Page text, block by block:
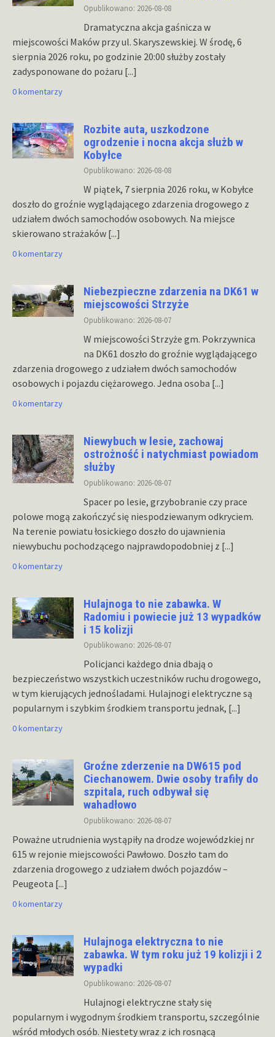
Opublikowano: 2026-08-08
Dramatyczna akcja gaśnicza w
miejscowości Maków przy ul. Skaryszewskiej. W środę, 6
sierpnia 2026 roku, po godzinie 20:00 służby zostały
zadysponowane do pożaru [...]
0 komentarzy
Rozbite auta, uszkodzone
ogrodzenie i nocna akcja służb w
Kobyłce
Opublikowano: 2026-08-08
W piątek, 7 sierpnia 2026 roku, w Kobyłce
doszło do groźnie wyglądającego zdarzenia drogowego z
udziałem dwóch samochodów osobowych. Na miejsce
skierowano strażaków [...]
0 komentarzy
Niebezpieczne zdarzenia na DK61 w
miejscowości Strzyże
Opublikowano: 2026-08-07
W miejscowości Strzyże gm. Pokrzywnica
na DK61 doszło do groźnie wyglądającego
zdarzenia drogowego z udziałem dwóch samochodów
osobowych i pojazdu ciężarowego. Jedna osoba [...]
0 komentarzy
Niewybuch w lesie, zachowaj
ostrożność i natychmiast powiadom
służby
Opublikowano: 2026-08-07
Spacer po lesie, grzybobranie czy prace
polowe mogą zakończyć się niespodziewanym odkryciem.
Na terenie powiatu łosickiego doszło do ujawnienia
niewybuchu pochodzącego najprawdopodobniej z [...]
0 komentarzy
Hulajnoga to nie zabawka. W
Radomiu i powiecie już 13 wypadków
i 15 kolizji
Opublikowano: 2026-08-07
Policjanci każdego dnia dbają o
bezpieczeństwo wszystkich uczestników ruchu drogowego,
w tym kierujących jednośladami. Hulajnogi elektryczne są
popularnym i szybkim środkiem transportu jednak, [...]
0 komentarzy
Groźne zderzenie na DW615 pod
Ciechanowem. Dwie osoby trafiły do
szpitala, ruch odbywał się
wahadłowo
Opublikowano: 2026-08-07
Poważne utrudnienia wystąpiły na drodze wojewódzkiej nr
615 w rejonie miejscowości Pawłowo. Doszło tam do
zdarzenia drogowego z udziałem dwóch pojazdów –
Peugeota [...]
0 komentarzy
Hulajnoga elektryczna to nie
zabawka. W tym roku już 19 kolizji i 2
wypadki
Opublikowano: 2026-08-07
Hulajnogi elektryczne stały się
popularnym i wygodnym środkiem transportu, szczególnie
wśród młodych osób. Niestety wraz z ich rosnącą